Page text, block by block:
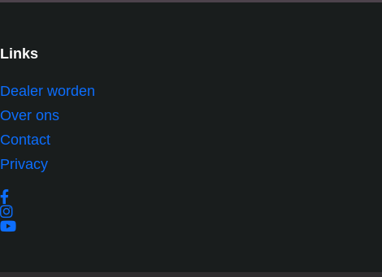
Links
Dealer worden
Over ons
Contact
Privacy